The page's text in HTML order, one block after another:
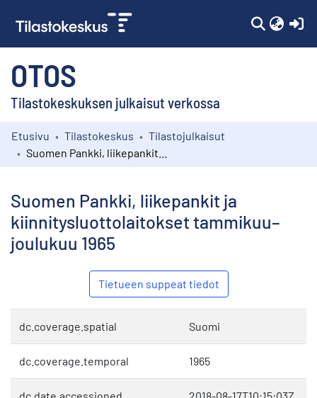
OTOS
Tilastokeskuksen julkaisut verkossa
Kokoelmat
Etusivu Tilastokeskus
Tilastojulkaisut
Suomen Pankki, liikepankit ja
kiinnitysluottolaitokset tammikuu–
joulukuu 1965
Tietueen suppeat tiedot
dc.coverage.spatial Suomi
dc.coverage.temporal 1965